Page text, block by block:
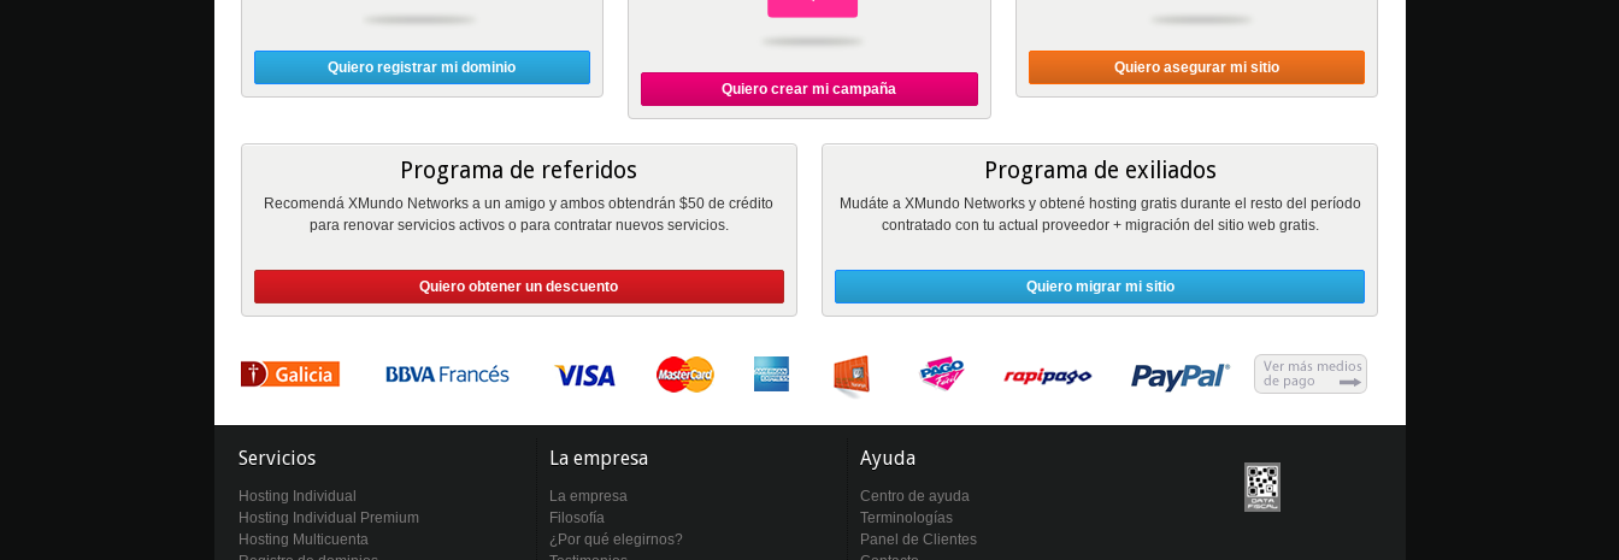
Quiero registrar mi dominio
Quiero crear mi campaña
Quiero asegurar mi sitio
Programa de referidos
Recomendá XMundo Networks a un amigo y ambos obtendrán $50 de crédito
para renovar servicios activos o para contratar nuevos servicios.
Quiero obtener un descuento
Programa de exiliados
Mudáte a XMundo Networks y obtené hosting gratis durante el resto del período
contratado con tu actual proveedor + migración del sitio web gratis.
Quiero migrar mi sitio
Servicios
Hosting Individual
Hosting Individual Premium
Hosting Multicuenta
La empresa
La empresa
Filosofía
¿Por qué elegirnos?
Ayuda
Centro de ayuda
Terminologías
Panel de Clientes